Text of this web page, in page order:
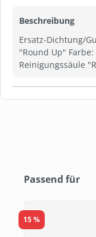
Beschreibung
Ersatz-Dichtung/
"Round Up"
Reinigungssäule
Produktgalerie
Passend für
15 %